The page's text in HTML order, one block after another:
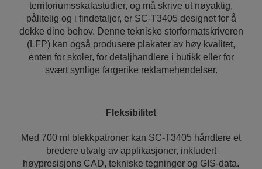
territoriumsskalastudier, og må skrive ut nøyaktig,
pålitelig og i findetaljer, er SC-T3405 designet for å
dekke dine behov. Denne tekniske storformatskriveren
(LFP) kan også produsere plakater av høy kvalitet,
enten for skoler, for detaljhandlere i butikk eller for
svært synlige fargerike reklamehendelser.
Fleksibilitet
Med 700 ml blekkpatroner kan SC-T3405 håndtere et
bredere utvalg av applikasjoner, inkludert
høypresisjons CAD, tekniske tegninger og GIS-data.